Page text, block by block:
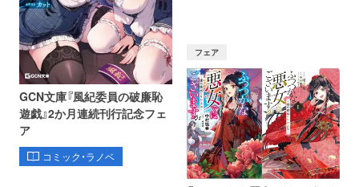
GCN文庫『風紀委員の破廉恥
遊戯』2か月連続刊行記念フェ
ア
コミック・ラノベ
フェア